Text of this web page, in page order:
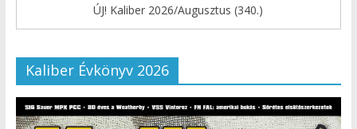
ÚJ! Kaliber 2026/Augusztus (340.)
Kaliber Évkönyv 2026